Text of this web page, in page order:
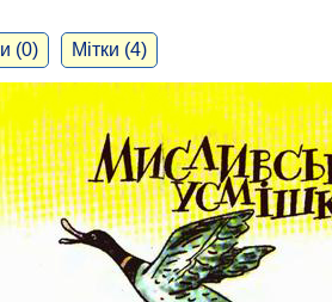
(0) Мітки (4)